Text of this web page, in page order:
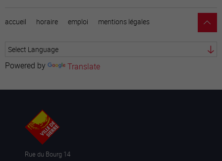
accueil horaire emploi mentions légales
Powered by Translate
Rue du Bourg 14